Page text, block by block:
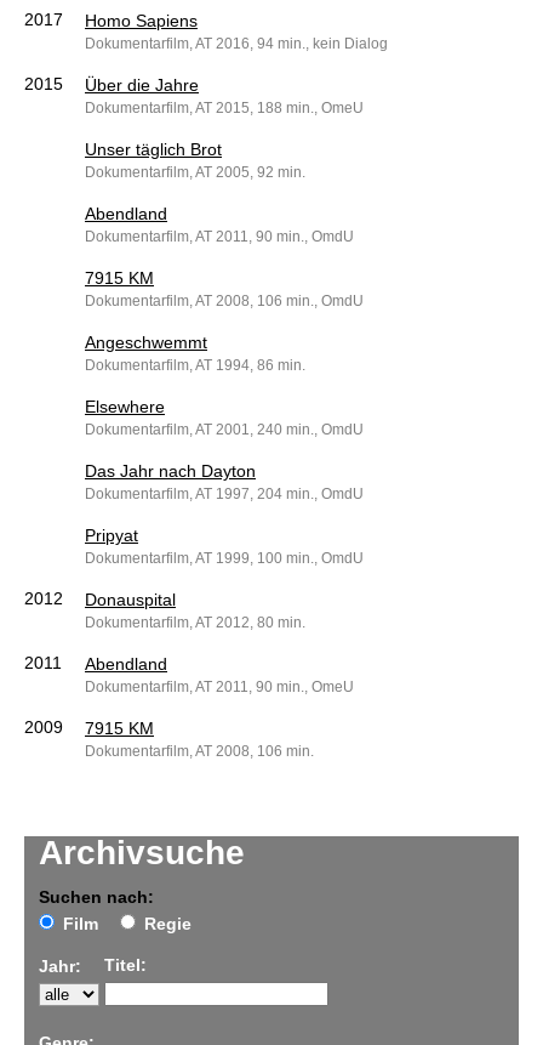
Archivsuche
Suchen nach:
Film
Regie
Jahr: Titel:
2017 Homo Sapiens
Dokumentarfilm, AT 2016, 94 min., kein Dialog
2015 Über die Jahre
Dokumentarfilm, AT 2015, 188 min., OmeU
Unser täglich Brot
Dokumentarfilm, AT 2005, 92 min.
Abendland
Dokumentarfilm, AT 2011, 90 min., OmdU
7915 KM
Dokumentarfilm, AT 2008, 106 min., OmdU
Angeschwemmt
Dokumentarfilm, AT 1994, 86 min.
Elsewhere
Dokumentarfilm, AT 2001, 240 min., OmdU
Das Jahr nach Dayton
Dokumentarfilm, AT 1997, 204 min., OmdU
Pripyat
Dokumentarfilm, AT 1999, 100 min., OmdU
2012 Donauspital
Dokumentarfilm, AT 2012, 80 min.
2011 Abendland
Dokumentarfilm, AT 2011, 90 min., OmeU
2009 7915 KM
Dokumentarfilm, AT 2008, 106 min.